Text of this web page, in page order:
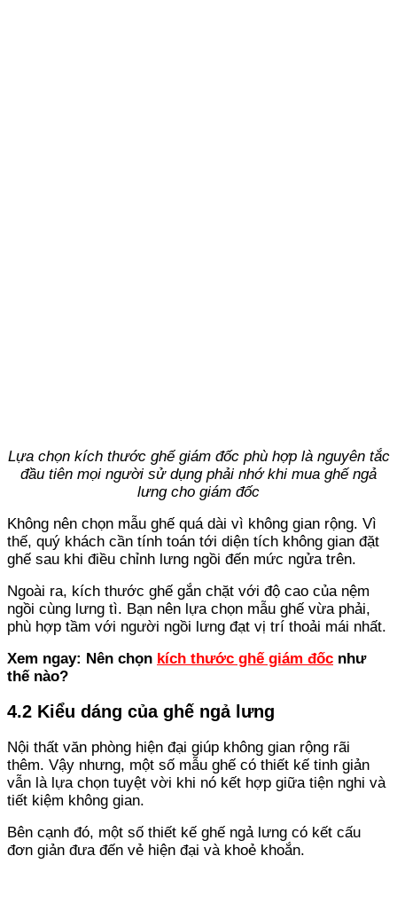
Lựa chọn kích thước ghế giám đốc phù hợp là nguyên tắc
đầu tiên mọi người sử dụng phải nhớ khi mua ghế ngả
lưng cho giám đốc
Không nên chọn mẫu ghế quá dài vì không gian rộng. Vì
thế, quý khách cần tính toán tới diện tích không gian đặt
ghế sau khi điều chỉnh lưng ngồi đến mức ngửa trên.
Ngoài ra, kích thước ghế gắn chặt với độ cao của nệm
ngồi cùng lưng tì. Bạn nên lựa chọn mẫu ghế vừa phải,
phù hợp tầm với người ngồi lưng đạt vị trí thoải mái nhất.
Xem ngay: Nên chọn kích thước ghế giám đốc như
thế nào?
4.2 Kiểu dáng của ghế ngả lưng
Nội thất văn phòng hiện đại giúp không gian rộng rãi
thêm. Vậy nhưng, một số mẫu ghế có thiết kế tinh giản
vẫn là lựa chọn tuyệt vời khi nó kết hợp giữa tiện nghi và
tiết kiệm không gian.
Bên cạnh đó, một số thiết kế ghế ngả lưng có kết cấu
đơn giản đưa đến vẻ hiện đại và khoẻ khoắn.